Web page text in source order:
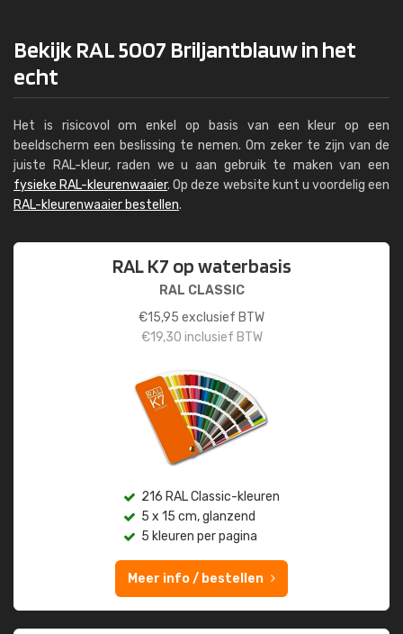
Bekijk RAL 5007 Briljantblauw in het
echt
Het is risicovol om enkel op basis van een kleur op een
beeldscherm een beslissing te nemen. Om zeker te zijn van de
juiste RAL-kleur, raden we u aan gebruik te maken van een
fysieke RAL-kleurenwaaier. Op deze website kunt u voordelig een
RAL-kleurenwaaier bestellen.
RAL K7 op waterbasis
RAL CLASSIC
€15,95 exclusief BTW
€19,30 inclusief BTW
216 RAL Classic-kleuren
5 x 15 cm, glanzend
5 kleuren per pagina
Meer info / bestellen